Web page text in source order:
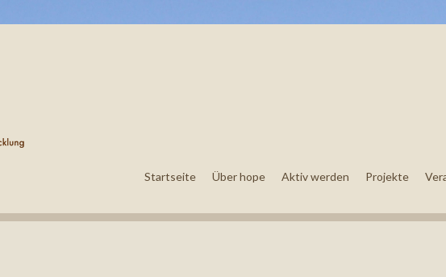
Startseite Über hope Aktiv werden Projekte